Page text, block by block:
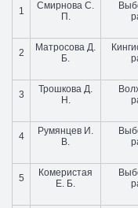
1
Смирнова С.
П.
2
Матросова Д.
Б.
3
Трошкова Д.
Н.
4
Румянцев И.
В.
5
Комеристая
Е. Б.